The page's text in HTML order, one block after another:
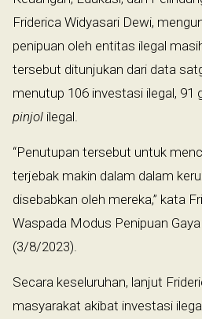
Friderica Widyasari Dewi,
penipuan oleh entitas ilegal
tersebut ditunjukan dari data
menutup 106 investasi ilegal, 91
pinjol ilegal.
“Penutupan tersebut untuk
terjebak makin dalam dalam
disebabkan oleh mereka,” kata
Waspada Modus Penipuan
(3/8/2023).
Secara keseluruhan, lanjut
masyarakat akibat investasi